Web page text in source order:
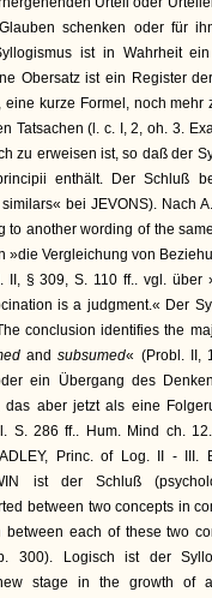
schenken oder für
ist in Wahrheit
Obersatz ist ein Register
kurze Formel, noch mehr
Tatsachen (l. c. I, 2, oh. 3.
zu erweisen ist, so daß der
enthält. Der Schluß
bei JEVONS). Nach
to another wording of the
»die Vergleichung von
II, § 309, S. 110 ff.. vgl. über
is a judgment.« Der
conclusion identifies the
andsubsumed« (Probl. II,
ein Übergang des
das aber jetzt als eine
S. 286 ff.. Hum. Mind ch.
Princ. of Log. II - III.
ist der Schluß
between two concepts in
each of these two
300). Logisch ist der
stage in the growth of